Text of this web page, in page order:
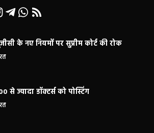
के नए नियमों पर सुप्रीम कोर्ट की रोक
से ज्यादा डॉक्टर्स को पोस्टिंग